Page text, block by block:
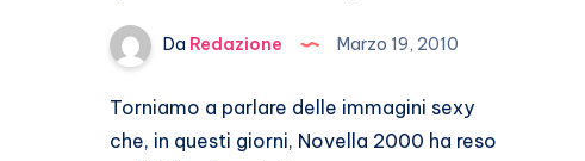
Da Redazione Marzo 19, 2010
Torniamo a parlare delle immagini sexy
che, in questi giorni, Novella 2000 ha reso